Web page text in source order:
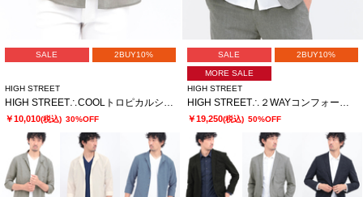
SALE 2BUY10%
HIGH STREET
HIGH STREET∴COOLトロピカルショートウイング７分袖シャツ
￥10,010(税込) 30%OFF
SALE 2BUY10%
MORE SALE
HIGH STREET
HIGH STREET∴２WAYコンフォートブラッシュプリントジャケット
￥19,250(税込) 50%OFF